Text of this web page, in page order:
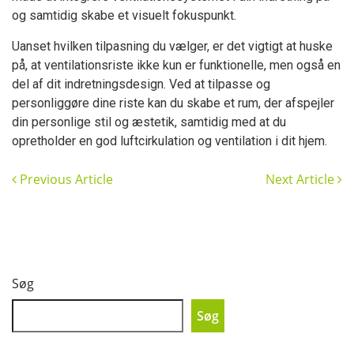
og samtidig skabe et visuelt fokuspunkt.
Uanset hvilken tilpasning du vælger, er det vigtigt at huske
på, at ventilationsriste ikke kun er funktionelle, men også en
del af dit indretningsdesign. Ved at tilpasse og
personliggøre dine riste kan du skabe et rum, der afspejler
din personlige stil og æstetik, samtidig med at du
opretholder en god luftcirkulation og ventilation i dit hjem.
Previous Article Next Article
Søg
Søg